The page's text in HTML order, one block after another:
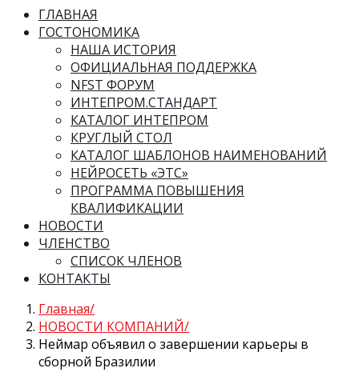
ГЛАВНАЯ
ГОСТОНОМИКА
НАША ИСТОРИЯ
ОФИЦИАЛЬНАЯ ПОДДЕРЖКА
NFST ФОРУМ
ИНТЕПРОМ.СТАНДАРТ
КАТАЛОГ ИНТЕПРОМ
КРУГЛЫЙ СТОЛ
КАТАЛОГ ШАБЛОНОВ НАИМЕНОВАНИЙ
НЕЙРОСЕТЬ «ЭТС»
ПРОГРАММА ПОВЫШЕНИЯ
КВАЛИФИКАЦИИ
НОВОСТИ
ЧЛЕНСТВО
СПИСОК ЧЛЕНОВ
КОНТАКТЫ
Главная
НОВОСТИ КОМПАНИЙ
Неймар объявил о завершении карьеры в
сборной Бразилии